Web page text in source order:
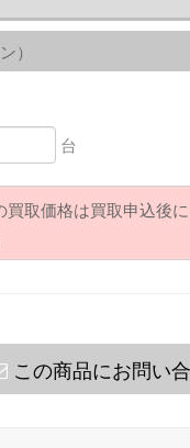
）
台
取価格は買取申込後
この商品にお問い